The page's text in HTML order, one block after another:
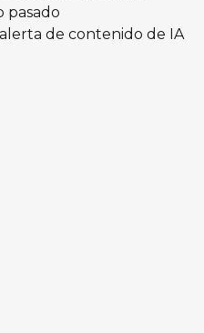
pasado
de contenido de IA